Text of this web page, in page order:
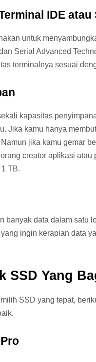
IDE atau
untuk
Serial Advanced
terminalnya sesuai
kapasitas
Jika kamu hanya
jika kamu gemar
creator aplikasi
TB.
banyak data dalam satu
ingin kerapian data
SSD Yang
SSD yang tepat,